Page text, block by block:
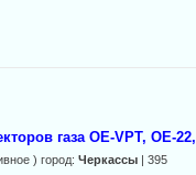
газа ОЕ-VPT, OE-
) город: Черкассы| 395